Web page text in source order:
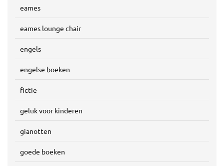
eames
eames lounge chair
engels
engelse boeken
fictie
geluk voor kinderen
gianotten
goede boeken